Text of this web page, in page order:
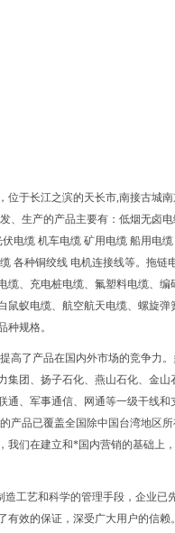
位于长江之滨的天长市,南接古城
、生产的产品主要有：低烟无卤
电缆 机车电缆 矿用电缆 船用电
各种铜绞线 电机连接线等。拖链
缆、充电桩电缆、氟塑料电缆、
鼠蚁电缆、航空航天电缆、螺旋
种规格。
高了产品在国内外市场的竞争力
集团、扬子石化、燕山石化、金
通、军事通信、网通等一级干线
产品已覆盖全国除中国台湾地区
我们在建立和*国内营销的基础上
工艺和科学的管理手段，企业已
效的保证，深受广大用户的信赖。